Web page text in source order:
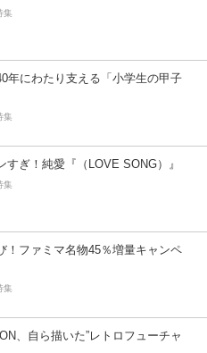
集
年にわたり支える「小学生の甲子
集
すぎ！純愛『（LOVE SONG）』
集
！ファミマ名物45％増量キャンペ
集
、自ら描いた”レトロフューチャ